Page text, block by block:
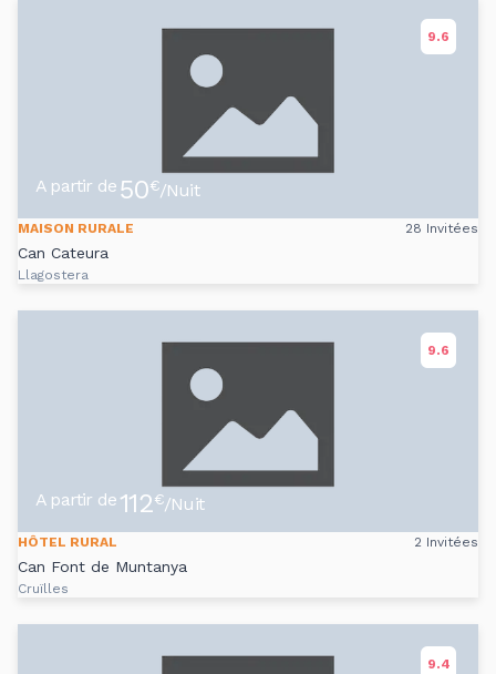
9.6
A partir de 50€/Nuit
MAISON RURALE 28 Invitées
Can Cateura
Llagostera
9.6
A partir de 112€/Nuit
HÔTEL RURAL 2 Invitées
Can Font de Muntanya
Cruïlles
9.4